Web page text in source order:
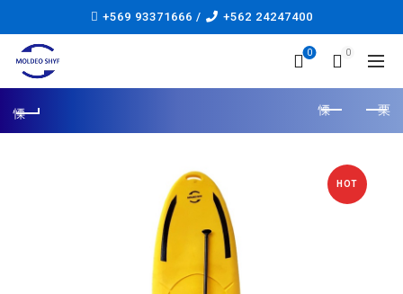
+569 93371666 / +562 24247400
0 0
HOT